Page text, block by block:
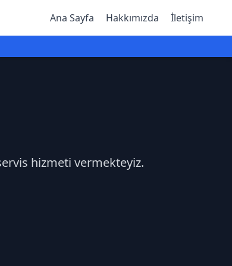
Ana Sayfa Hakkımızda İletişim
hizmeti vermekteyiz.